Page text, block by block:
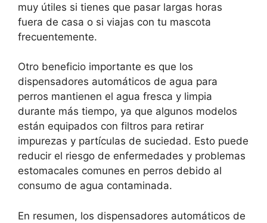
muy útiles si tienes que pasar largas horas
fuera de casa o si viajas con tu mascota
frecuentemente.
Otro beneficio importante es que los
dispensadores automáticos de agua para
perros mantienen el agua fresca y limpia
durante más tiempo, ya que algunos modelos
están equipados con filtros para retirar
impurezas y partículas de suciedad. Esto puede
reducir el riesgo de enfermedades y problemas
estomacales comunes en perros debido al
consumo de agua contaminada.
En resumen, los dispensadores automáticos de